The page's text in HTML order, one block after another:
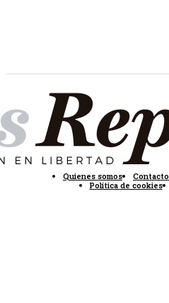
Quienes somos Contacto
Política de cookies